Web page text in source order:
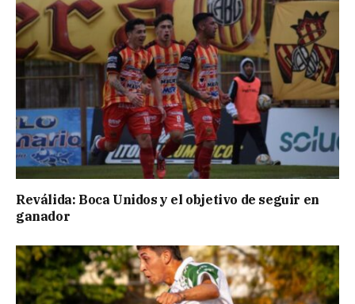
Reválida: Boca Unidos y el objetivo de seguir en
ganador